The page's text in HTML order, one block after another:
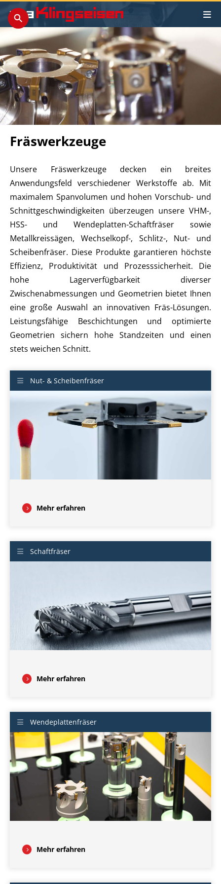
Fräswerkzeuge
Unsere Fräswerkzeuge decken ein breites
Anwendungsfeld verschiedener Werkstoffe ab. Mit
maximalem Spanvolumen und hohen Vorschub- und
Schnittgeschwindigkeiten überzeugen unsere VHM-,
HSS- und Wendeplatten-Schaftfräser sowie
Metallkreissägen, Wechselkopf-, Schlitz-, Nut- und
Scheibenfräser. Diese Produkte garantieren höchste
Effizienz, Produktivität und Prozesssicherheit. Die
hohe Lagerverfügbarkeit diverser
Zwischenabmessungen und Geometrien bietet Ihnen
eine große Auswahl an innovativen Fräs-Lösungen.
Leistungsfähige Beschichtungen und optimierte
Geometrien sichern hohe Standzeiten und einen
stets weichen Schnitt.
Nut- & Scheibenfräser
Mehr erfahren
Schaftfräser
Mehr erfahren
Wendeplattenfräser
Mehr erfahren